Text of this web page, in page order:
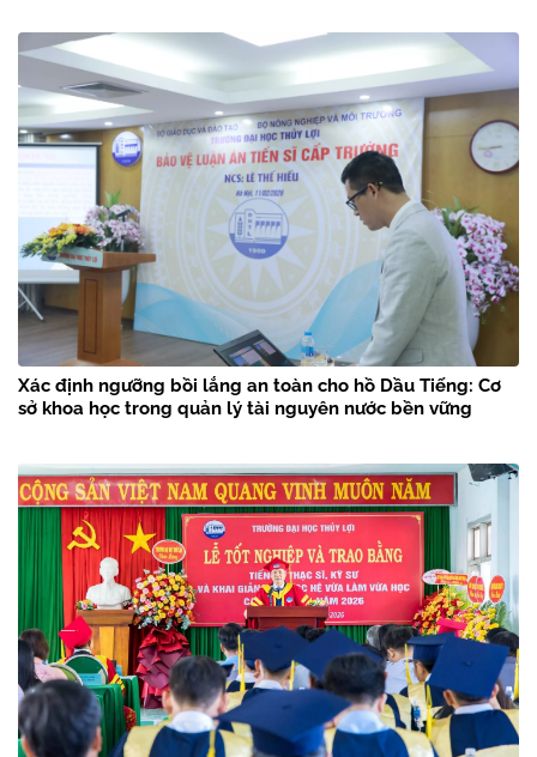
Xác định ngưỡng bồi lắng an toàn cho hồ Dầu Tiếng: Cơ
sở khoa học trong quản lý tài nguyên nước bền vững